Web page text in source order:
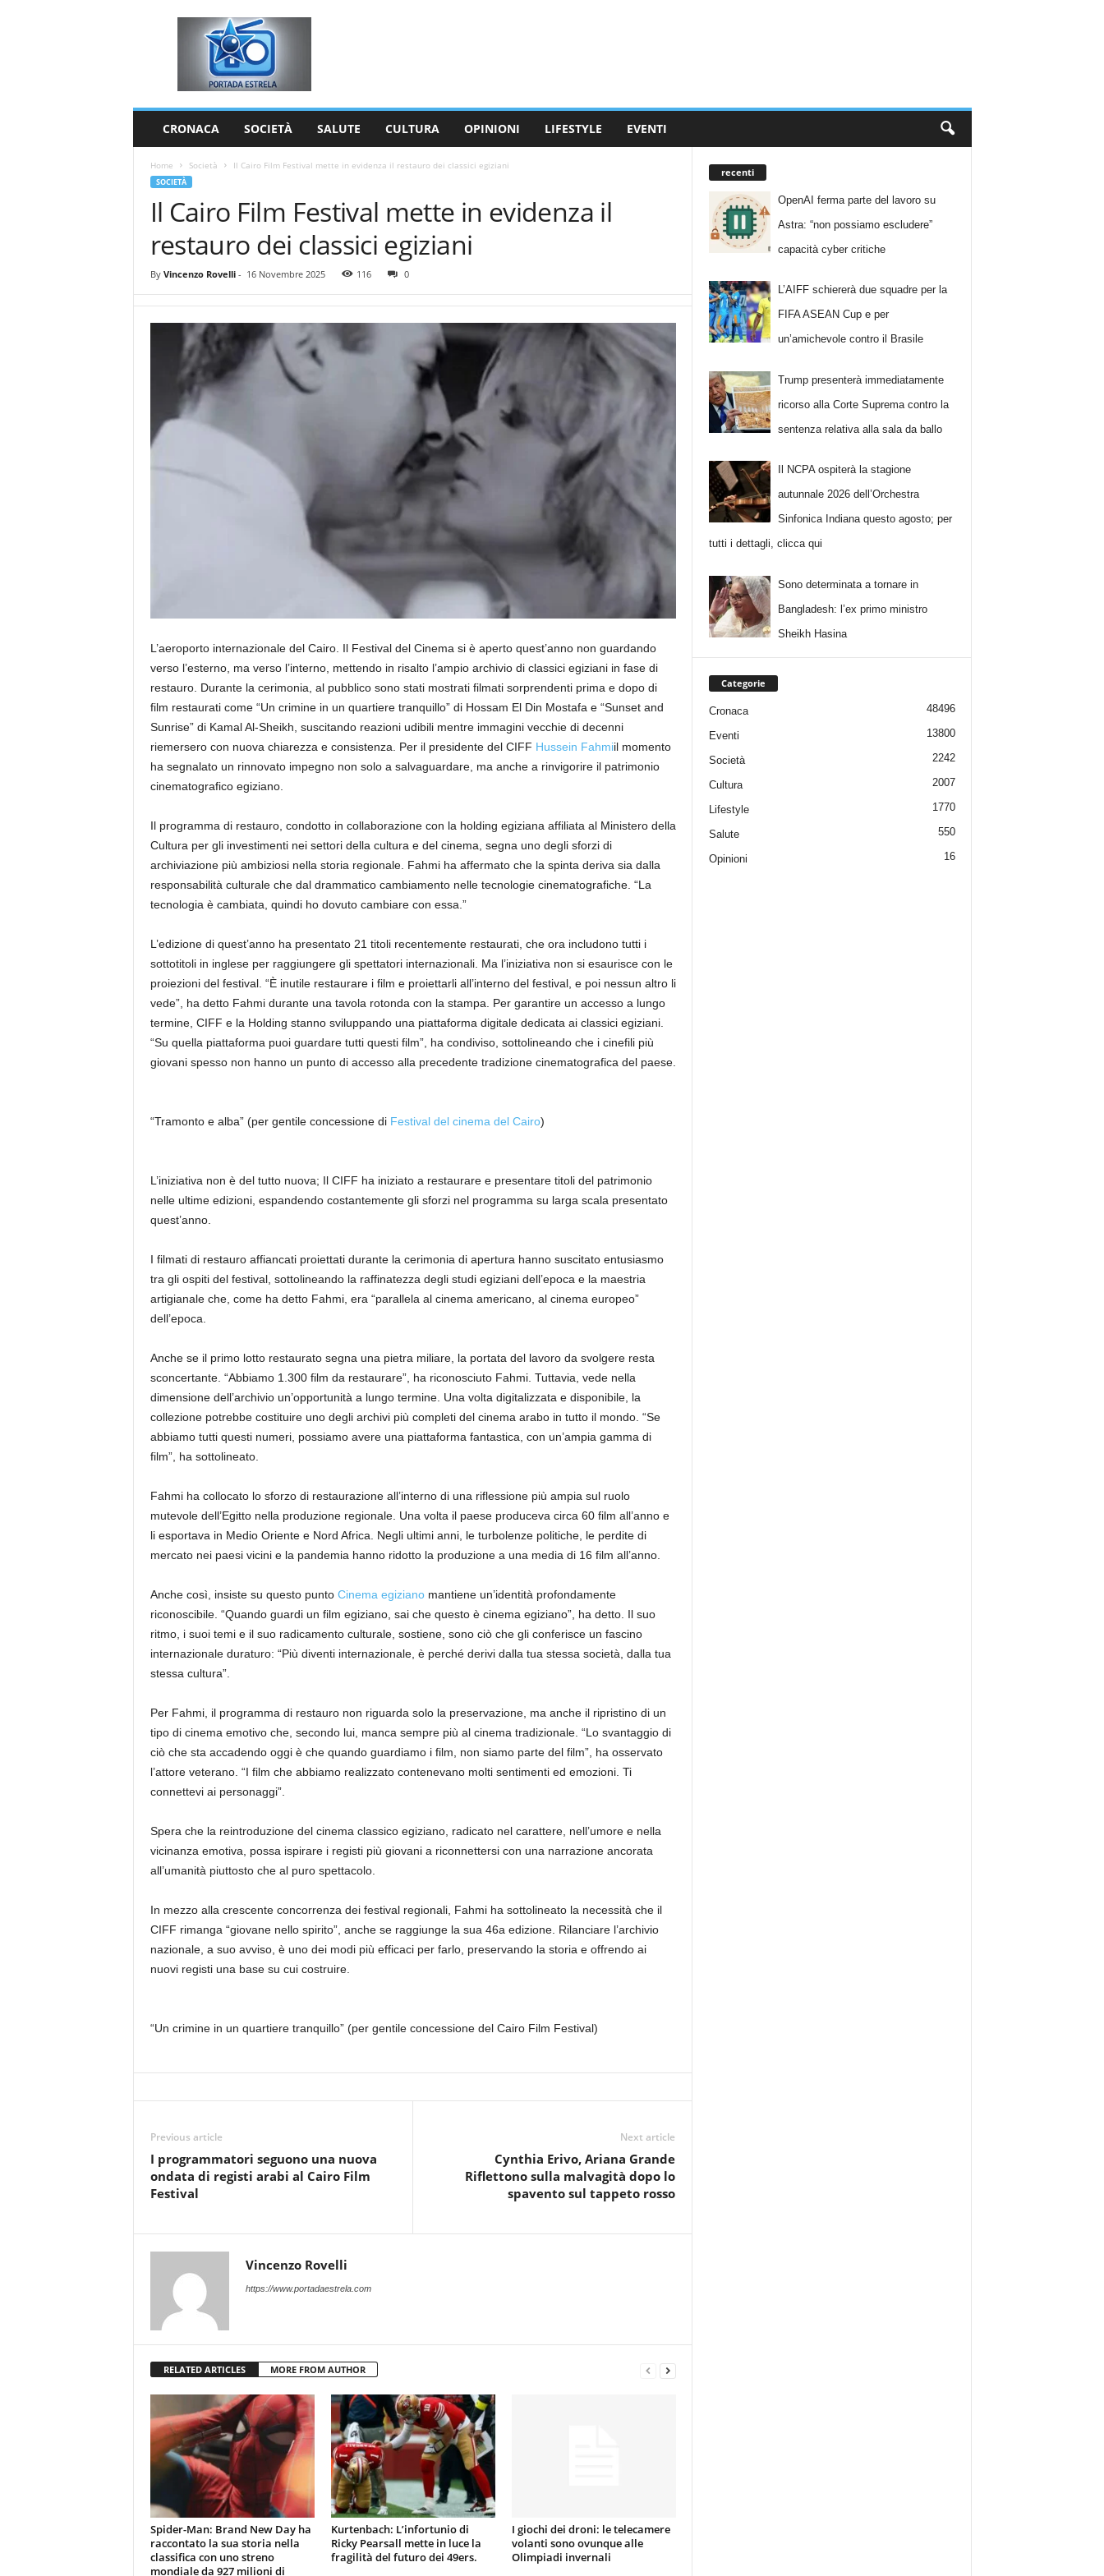
CRONACA SOCIETÀ SALUTE CULTURA OPINIONI LIFESTYLE EVENTI
Home Società Il Cairo Film Festival mette in evidenza il restauro dei classici egiziani
SOCIETÀ
Il Cairo Film Festival mette in evidenza il
restauro dei classici egiziani
By Vincenzo Rovelli- 16 Novembre 2025 116 0
L’aeroporto internazionale del Cairo. Il Festival del Cinema si è aperto quest’anno non guardando
verso l’esterno, ma verso l’interno, mettendo in risalto l’ampio archivio di classici egiziani in fase di
restauro. Durante la cerimonia, al pubblico sono stati mostrati filmati sorprendenti prima e dopo di
film restaurati come “Un crimine in un quartiere tranquillo” di Hossam El Din Mostafa e “Sunset and
Sunrise” di Kamal Al-Sheikh, suscitando reazioni udibili mentre immagini vecchie di decenni
riemersero con nuova chiarezza e consistenza. Per il presidente del CIFF Hussein Fahmiil momento
ha segnalato un rinnovato impegno non solo a salvaguardare, ma anche a rinvigorire il patrimonio
cinematografico egiziano.
Il programma di restauro, condotto in collaborazione con la holding egiziana affiliata al Ministero della
Cultura per gli investimenti nei settori della cultura e del cinema, segna uno degli sforzi di
archiviazione più ambiziosi nella storia regionale. Fahmi ha affermato che la spinta deriva sia dalla
responsabilità culturale che dal drammatico cambiamento nelle tecnologie cinematografiche. “La
tecnologia è cambiata, quindi ho dovuto cambiare con essa.”
L’edizione di quest’anno ha presentato 21 titoli recentemente restaurati, che ora includono tutti i
sottotitoli in inglese per raggiungere gli spettatori internazionali. Ma l’iniziativa non si esaurisce con le
proiezioni del festival. “È inutile restaurare i film e proiettarli all’interno del festival, e poi nessun altro li
vede”, ha detto Fahmi durante una tavola rotonda con la stampa. Per garantire un accesso a lungo
termine, CIFF e la Holding stanno sviluppando una piattaforma digitale dedicata ai classici egiziani.
“Su quella piattaforma puoi guardare tutti questi film”, ha condiviso, sottolineando che i cinefili più
giovani spesso non hanno un punto di accesso alla precedente tradizione cinematografica del paese.
“Tramonto e alba” (per gentile concessione di Festival del cinema del Cairo)
L’iniziativa non è del tutto nuova; Il CIFF ha iniziato a restaurare e presentare titoli del patrimonio
nelle ultime edizioni, espandendo costantemente gli sforzi nel programma su larga scala presentato
quest’anno.
I filmati di restauro affiancati proiettati durante la cerimonia di apertura hanno suscitato entusiasmo
tra gli ospiti del festival, sottolineando la raffinatezza degli studi egiziani dell’epoca e la maestria
artigianale che, come ha detto Fahmi, era “parallela al cinema americano, al cinema europeo”
dell’epoca.
Anche se il primo lotto restaurato segna una pietra miliare, la portata del lavoro da svolgere resta
sconcertante. “Abbiamo 1.300 film da restaurare”, ha riconosciuto Fahmi. Tuttavia, vede nella
dimensione dell’archivio un’opportunità a lungo termine. Una volta digitalizzata e disponibile, la
collezione potrebbe costituire uno degli archivi più completi del cinema arabo in tutto il mondo. “Se
abbiamo tutti questi numeri, possiamo avere una piattaforma fantastica, con un’ampia gamma di
film”, ha sottolineato.
Fahmi ha collocato lo sforzo di restaurazione all’interno di una riflessione più ampia sul ruolo
mutevole dell’Egitto nella produzione regionale. Una volta il paese produceva circa 60 film all’anno e
li esportava in Medio Oriente e Nord Africa. Negli ultimi anni, le turbolenze politiche, le perdite di
mercato nei paesi vicini e la pandemia hanno ridotto la produzione a una media di 16 film all’anno.
Anche così, insiste su questo punto Cinema egizianomantiene un’identità profondamente
riconoscibile. “Quando guardi un film egiziano, sai che questo è cinema egiziano”, ha detto. Il suo
ritmo, i suoi temi e il suo radicamento culturale, sostiene, sono ciò che gli conferisce un fascino
internazionale duraturo: “Più diventi internazionale, è perché derivi dalla tua stessa società, dalla tua
stessa cultura”.
Per Fahmi, il programma di restauro non riguarda solo la preservazione, ma anche il ripristino di un
tipo di cinema emotivo che, secondo lui, manca sempre più al cinema tradizionale. “Lo svantaggio di
ciò che sta accadendo oggi è che quando guardiamo i film, non siamo parte del film”, ha osservato
l’attore veterano. “I film che abbiamo realizzato contenevano molti sentimenti ed emozioni. Ti
connettevi ai personaggi”.
Spera che la reintroduzione del cinema classico egiziano, radicato nel carattere, nell’umore e nella
vicinanza emotiva, possa ispirare i registi più giovani a riconnettersi con una narrazione ancorata
all’umanità piuttosto che al puro spettacolo.
In mezzo alla crescente concorrenza dei festival regionali, Fahmi ha sottolineato la necessità che il
CIFF rimanga “giovane nello spirito”, anche se raggiunge la sua 46a edizione. Rilanciare l’archivio
nazionale, a suo avviso, è uno dei modi più efficaci per farlo, preservando la storia e offrendo ai
nuovi registi una base su cui costruire.
“Un crimine in un quartiere tranquillo” (per gentile concessione del Cairo Film Festival)
Previous article
I programmatori seguono una nuova
ondata di registi arabi al Cairo Film
Festival
Next article
Cynthia Erivo, Ariana Grande
Riflettono sulla malvagità dopo lo
spavento sul tappeto rosso
Vincenzo Rovelli
https://www.portadaestrela.com
RELATED ARTICLES MORE FROM AUTHOR
Spider-Man: Brand New Day ha
raccontato la sua storia nella
classifica con uno streno
mondiale da 927 milioni di
Kurtenbach: L’infortunio di
Ricky Pearsall mette in luce la
fragilità del futuro dei 49ers.
I giochi dei droni: le telecamere
volanti sono ovunque alle
Olimpiadi invernali
recenti
OpenAI ferma parte del lavoro su
Astra: “non possiamo escludere”
capacità cyber critiche
L’AIFF schiererà due squadre per la
FIFA ASEAN Cup e per
un’amichevole contro il Brasile
Trump presenterà immediatamente
ricorso alla Corte Suprema contro la
sentenza relativa alla sala da ballo
Il NCPA ospiterà la stagione
autunnale 2026 dell’Orchestra
Sinfonica Indiana questo agosto; per
tutti i dettagli, clicca qui
Sono determinata a tornare in
Bangladesh: l’ex primo ministro
Sheikh Hasina
Categorie
Cronaca 48496
Eventi 13800
Società 2242
Cultura 2007
Lifestyle 1770
Salute 550
Opinioni 16